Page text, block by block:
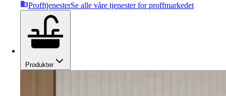
ProfftjenesterSe alle våre tjenester for proffmarkedet
Produkter